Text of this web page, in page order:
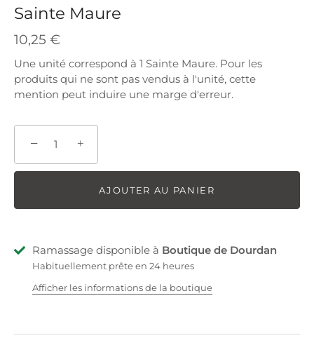
Sainte Maure
10,25 €
Une unité correspond à 1 Sainte Maure. Pour les
produits qui ne sont pas vendus à l'unité, cette
mention peut induire une marge d'erreur.
− +
AJOUTER AU PANIER
Ramassage disponible à Boutique de Dourdan
Habituellement prête en 24 heures
Afficher les informations de la boutique